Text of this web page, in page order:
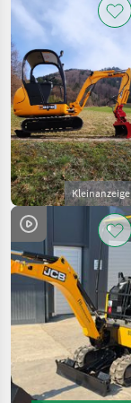
Kleinanzeige